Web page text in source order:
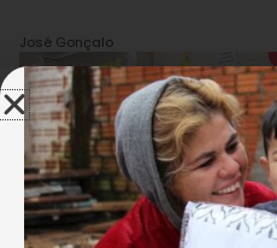
José Gonçalo